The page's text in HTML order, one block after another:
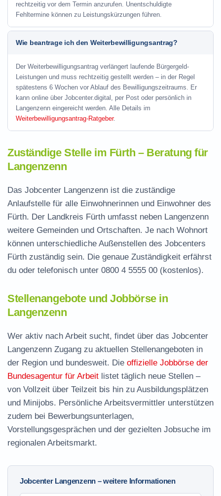
rechtzeitig vor dem Termin anzurufen. Unentschuldigte
Fehltermine können zu Leistungskürzungen führen.
Wie beantrage ich den Weiterbewilligungsantrag?
Der Weiterbewilligungsantrag verlängert laufende Bürgergeld-
Leistungen und muss rechtzeitig gestellt werden – in der Regel
spätestens 6 Wochen vor Ablauf des Bewilligungszeitraums. Er
kann online über Jobcenter.digital, per Post oder persönlich in
Langenzenn eingereicht werden. Alle Details im
Weiterbewilligungsantrag-Ratgeber.
Zuständige Stelle im Fürth – Beratung für
Langenzenn
Das Jobcenter Langenzenn ist die zuständige
Anlaufstelle für alle Einwohnerinnen und Einwohner des
Fürth. Der Landkreis Fürth umfasst neben Langenzenn
weitere Gemeinden und Ortschaften. Je nach Wohnort
können unterschiedliche Außenstellen des Jobcenters
Fürth zuständig sein. Die genaue Zuständigkeit erfährst
du oder telefonisch unter 0800 4 5555 00 (kostenlos).
Stellenangebote und Jobbörse in
Langenzenn
Wer aktiv nach Arbeit sucht, findet über das Jobcenter
Langenzenn Zugang zu aktuellen Stellenangeboten in
der Region und bundesweit. Die offizielle Jobbörse der
Bundesagentur für Arbeit listet täglich neue Stellen –
von Vollzeit über Teilzeit bis hin zu Ausbildungsplätzen
und Minijobs. Persönliche Arbeitsvermittler unterstützen
zudem bei Bewerbungsunterlagen,
Vorstellungsgesprächen und der gezielten Jobsuche im
regionalen Arbeitsmarkt.
Jobcenter Langenzenn – weitere Informationen